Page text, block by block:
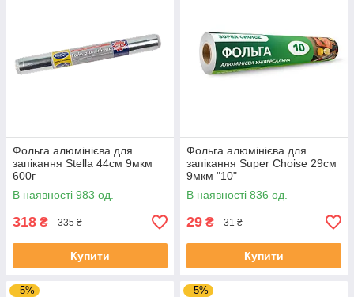
Фольга алюмінієва для
запікання Stella 44см 9мкм
600г
В наявності 983 од.
318 ₴ 335 ₴
Купити
Фольга алюмінієва для
запікання Super Choise 29см
9мкм "10"
В наявності 836 од.
29 ₴ 31 ₴
Купити
–5% –5%